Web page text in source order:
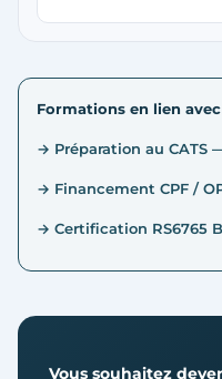
Formations en lien
→ Préparation au CATS
→ Financement CPF /
→ Certification RS6765
Vous souhaitez